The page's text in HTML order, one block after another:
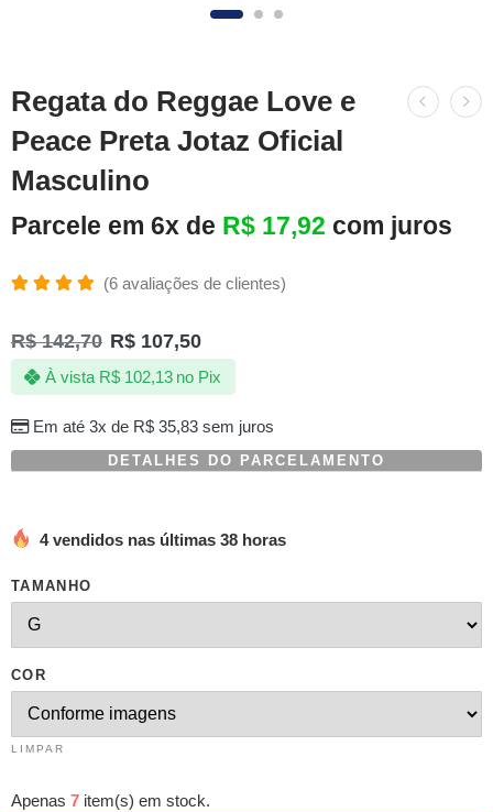
Regata do Reggae Love e
Peace Preta Jotaz Oficial
Masculino
Parcele em 6x de R$ 17,92 com juros
5.00de 5,
com
baseado
em
de
clientes
(6avaliações de clientes)
R$142,70 R$ 107,50
Em até 3x de R$35,83sem juros
À vista R$102,13 no Pix
DETALHES DO PARCELAMENTO
4 vendidos nas últimas 38 horas
TAMANHO
COR
LIMPAR
Apenas 7 item(s) em stock.